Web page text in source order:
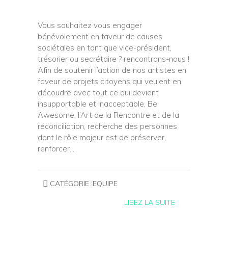
Vous souhaitez vous engager
bénévolement en faveur de causes
sociétales en tant que vice-président,
trésorier ou secrétaire ? rencontrons-nous !
Afin de soutenir l’action de nos artistes en
faveur de projets citoyens qui veulent en
découdre avec tout ce qui devient
insupportable et inacceptable, Be
Awesome, l’Art de la Rencontre et de la
réconciliation, recherche des personnes
dont le rôle majeur est de préserver,
renforcer…
CATÉGORIE :EQUIPE
LISEZ LA SUITE